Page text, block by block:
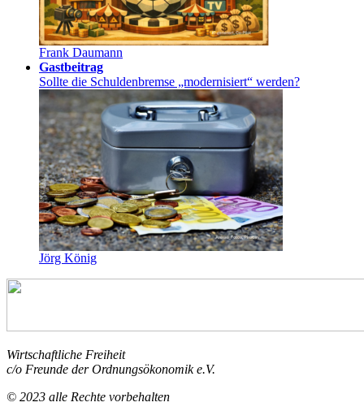
Frank Daumann
Gastbeitrag
Sollte die Schuldenbremse „modernisiert“ werden?
Jörg König
Wirtschaftliche Freiheit
c/o Freunde der Ordnungsökonomik e.V.
© 2023 alle Rechte vorbehalten